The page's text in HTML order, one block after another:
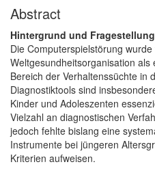
Abstract
Hintergrund und Fragestellung
Die Computerspielstörung
Weltgesundheitsorganisation als
Bereich der Verhaltenssüchte in
Diagnostiktools sind
Kinder und Adoleszenten
Vielzahl an diagnostischen
jedoch fehlte bislang eine
Instrumente bei jüngeren
Kriterien aufweisen.